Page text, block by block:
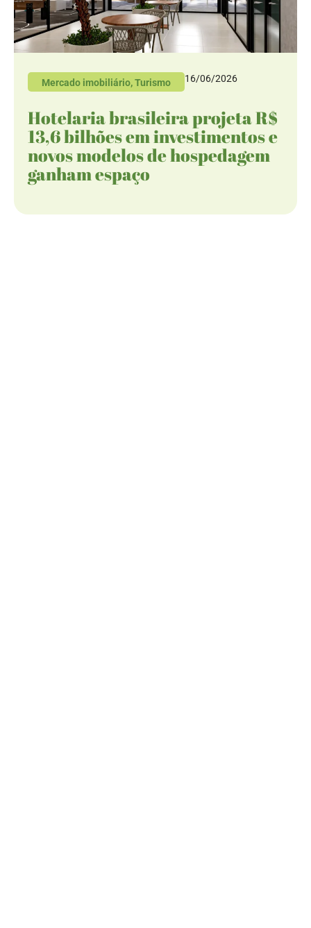
Mercado imobiliário,Turismo 16/06/2026
Hotelaria brasileira projeta R$
13,6 bilhões em investimentos e
novos modelos de hospedagem
ganham espaço